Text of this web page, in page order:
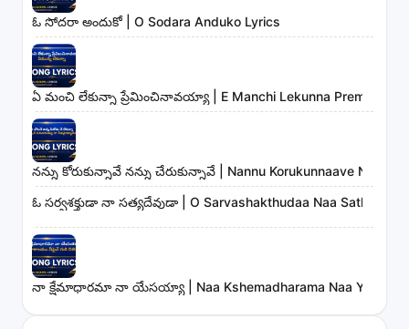
ఓ సోదరా అందుకో | O Sodara Anduko Lyrics
ఏ మంచి లేకున్నా ప్రేమించినావయ్యా | E Manchi Lekunna
నన్ను కోరుకున్నావే నన్ను చేరుకున్నావే | Nannu Korukunnaave Nannu
ఓ సర్వశక్తుడా నా సత్యదేవుడా | O Sarvashakthudaa Naa
నా క్షేమాధారమా నా యేసయ్యా | Naa Kshemadharama Naa Yesayya